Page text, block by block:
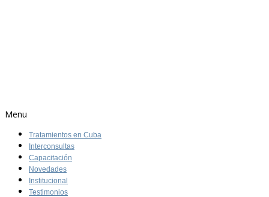
Menu
Tratamientos en Cuba
Interconsultas
Capacitación
Novedades
Institucional
Testimonios